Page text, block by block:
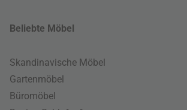
Beliebte Möbel
Skandinavische Möbel
Gartenmöbel
Büromöbel